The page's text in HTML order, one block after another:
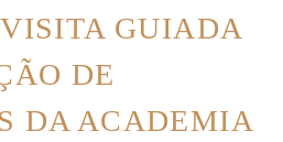
GUIADA
DE
DA ACADEMIA